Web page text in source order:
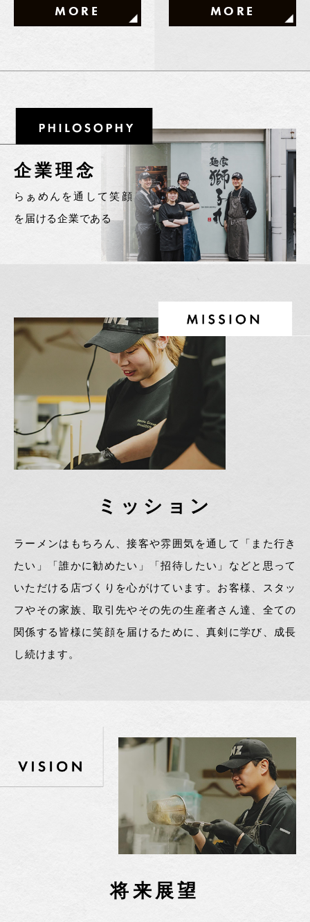
MORE MORE
企業理念
らぁめんを通して笑顔
を届ける企業である
ミッション
ラーメンはもちろん、接客や雰囲気を通して「また行き
たい」「誰かに勧めたい」「招待したい」などと思って
いただける店づくりを心がけています。お客様、スタッ
フやその家族、取引先やその先の生産者さん達、全ての
関係する皆様に笑顔を届けるために、真剣に学び、成長
し続けます。
将来展望